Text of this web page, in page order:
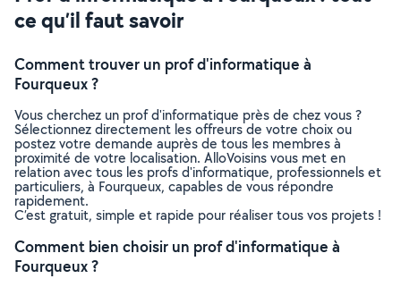
ce qu’il faut savoir
Comment trouver un prof d'informatique à
Fourqueux ?
Vous cherchez un prof d'informatique près de chez vous ?
Sélectionnez directement les offreurs de votre choix ou
postez votre demande auprès de tous les membres à
proximité de votre localisation. AlloVoisins vous met en
relation avec tous les profs d'informatique, professionnels et
particuliers, à Fourqueux, capables de vous répondre
rapidement.
C’est gratuit, simple et rapide pour réaliser tous vos projets !
Comment bien choisir un prof d'informatique à
Fourqueux ?